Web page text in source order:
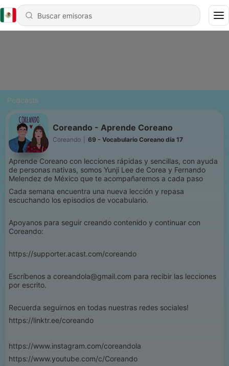
Podcasts
Coreando - Aprende Coreano
Coreando 69 - Vocabulario Coreano día 17
Aprende Coreano con lecciones rápidas y sencillas, con ayuda
de personas nativas, somos Yunji Lee de Corea y Fernando
Melendez de México que te acompañaremos a cada paso
Cada semana encuentra una nueva lección y repasa
escuchando los episodios de vocabulario.
Apoyanos para seguir creando contenido y continuar con
Coreando:
https://supporter.acast.com/coreando
Escríbenos a coreandola@gmail.com para recibir las lecciones
por escrito.
Recuerda seguirnos en todas nuestras redes sociales!
https://linktr.ee/coreando
https://www.instagram.com/coreandola
https://www.youtube.com/c/Coreando